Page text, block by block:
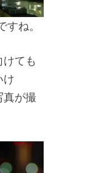
ね。
ても
け
真が撮